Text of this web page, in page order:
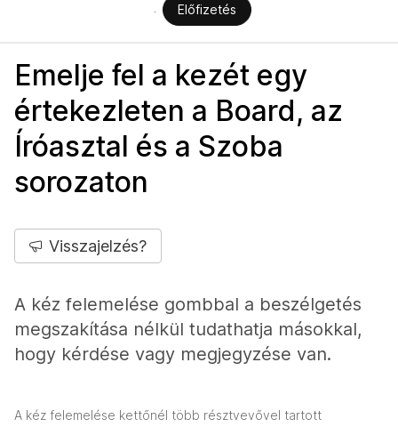
Előfizetés
Emelje fel a kezét egy
értekezleten a Board, az
Íróasztal és a Szoba
sorozaton
Visszajelzés?
A kéz felemelése gombbal a beszélgetés
megszakítása nélkül tudathatja másokkal,
hogy kérdése vagy megjegyzése van.
A kéz felemelése kettőnél több résztvevővel tartott